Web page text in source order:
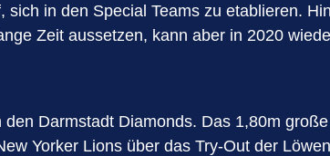
in den Special Teams zu etablieren.
Zeit aussetzen, kann aber in 2020
Darmstadt Diamonds. Das 1,80m
Yorker Lions über das Try-Out der